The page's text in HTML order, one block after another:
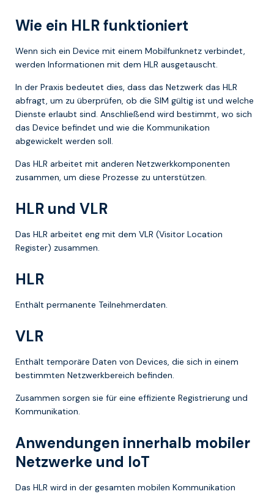
Wie ein HLR funktioniert
Wenn sich ein Device mit einem Mobilfunknetz verbindet,
werden Informationen mit dem HLR ausgetauscht.
In der Praxis bedeutet dies, dass das Netzwerk das HLR
abfragt, um zu überprüfen, ob die SIM gültig ist und welche
Dienste erlaubt sind. Anschließend wird bestimmt, wo sich
das Device befindet und wie die Kommunikation
abgewickelt werden soll.
Das HLR arbeitet mit anderen Netzwerkkomponenten
zusammen, um diese Prozesse zu unterstützen.
HLR und VLR
Das HLR arbeitet eng mit dem VLR (Visitor Location
Register) zusammen.
HLR
Enthält permanente Teilnehmerdaten.
VLR
Enthält temporäre Daten von Devices, die sich in einem
bestimmten Netzwerkbereich befinden.
Zusammen sorgen sie für eine effiziente Registrierung und
Kommunikation.
Anwendungen innerhalb mobiler
Netzwerke und IoT
Das HLR wird in der gesamten mobilen Kommunikation